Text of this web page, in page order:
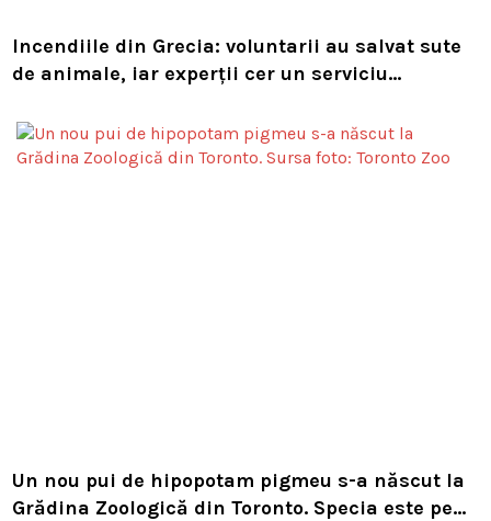
Incendiile din Grecia: voluntarii au salvat sute
de animale, iar experții cer un serviciu
Un nou pui de hipopotam pigmeu s-a născut la
Grădina Zoologică din Toronto. Specia este pe